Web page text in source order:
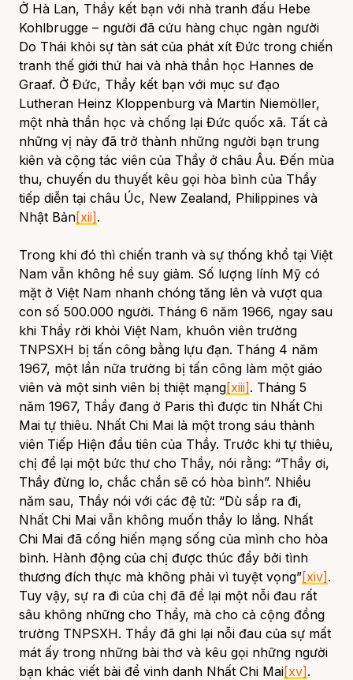
Ở Hà Lan, Thầy kết bạn với nhà tranh đấu Hebe
Kohlbrugge – người đã cứu hàng chục ngàn người
Do Thái khỏi sự tàn sát của phát xít Đức trong chiến
tranh thế giới thứ hai và nhà thần học Hannes de
Graaf. Ở Đức, Thầy kết bạn với mục sư đạo
Lutheran Heinz Kloppenburg và Martin Niemöller,
một nhà thần học và chống lại Đức quốc xã. Tất cả
những vị này đã trở thành những người bạn trung
kiên và cộng tác viên của Thầy ở châu Âu. Đến mùa
thu, chuyến du thuyết kêu gọi hòa bình của Thầy
tiếp diễn tại châu Úc, New Zealand, Philippines và
Nhật Bản[xii] .
Trong khi đó thì chiến tranh và sự thống khổ tại Việt
Nam vẫn không hề suy giảm. Số lượng lính Mỹ có
mặt ở Việt Nam nhanh chóng tăng lên và vượt qua
con số 500.000 người. Tháng 6 năm 1966, ngay sau
khi Thầy rời khỏi Việt Nam, khuôn viên trường
TNPSXH bị tấn công bằng lựu đạn. Tháng 4 năm
1967, một lần nữa trường bị tấn công làm một giáo
viên và một sinh viên bị thiệt mạng[xiii] . Tháng 5
năm 1967, Thầy đang ở Paris thì được tin Nhất Chi
Mai tự thiêu. Nhất Chi Mai là một trong sáu thành
viên Tiếp Hiện đầu tiên của Thầy. Trước khi tự thiêu,
chị để lại một bức thư cho Thầy, nói rằng: “Thầy ơi,
Thầy đừng lo, chắc chắn sẽ có hòa bình”. Nhiều
năm sau, Thầy nói với các đệ tử: “Dù sắp ra đi,
Nhất Chi Mai vẫn không muốn thầy lo lắng. Nhất
Chi Mai đã cống hiến mạng sống của mình cho hòa
bình. Hành động của chị được thúc đẩy bởi tình
thương đích thực mà không phải vì tuyệt vọng”[xiv] .
Tuy vậy, sự ra đi của chị đã để lại một nỗi đau rất
sâu không những cho Thầy, mà cho cả cộng đồng
trường TNPSXH. Thầy đã ghi lại nỗi đau của sự mất
mát ấy trong những bài thơ và kêu gọi những người
bạn khác viết bài để vinh danh Nhất Chi Mai[xv] .